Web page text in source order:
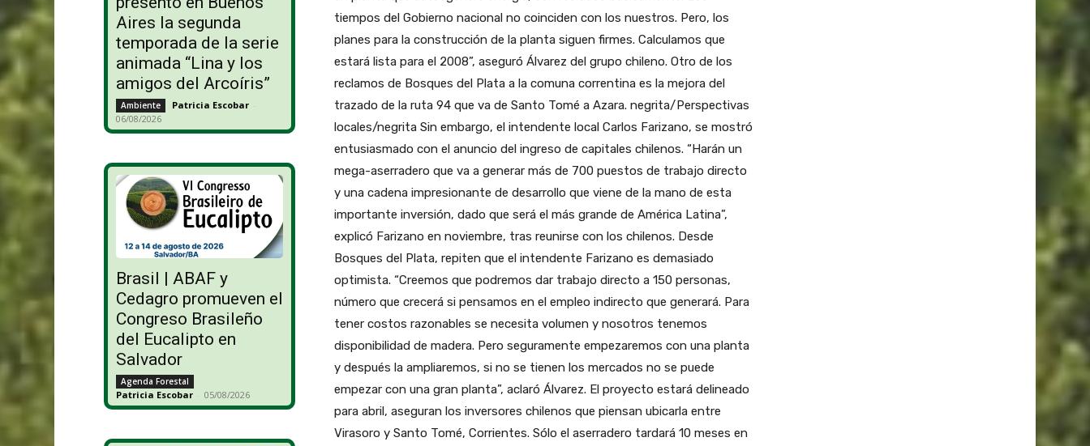
Aires la segunda
temporada de la serie
animada “Lina y los
amigos del Arcoíris”
Ambiente Patricia Escobar -
06/08/2026
Brasil | ABAF y
Cedagro promueven el
Congreso Brasileño
del Eucalipto en
Salvador
Agenda Forestal
Patricia Escobar - 05/08/2026
tiempos del Gobierno nacional no coinciden con los nuestros. Pero, los
planes para la construcción de la planta siguen firmes. Calculamos que
estará lista para el 2008”, aseguró Álvarez del grupo chileno. Otro de los
reclamos de Bosques del Plata a la comuna correntina es la mejora del
trazado de la ruta 94 que va de Santo Tomé a Azara. negrita/Perspectivas
locales/negrita Sin embargo, el intendente local Carlos Farizano, se mostró
entusiasmado con el anuncio del ingreso de capitales chilenos. “Harán un
mega-aserradero que va a generar más de 700 puestos de trabajo directo
y una cadena impresionante de desarrollo que viene de la mano de esta
importante inversión, dado que será el más grande de América Latina”,
explicó Farizano en noviembre, tras reunirse con los chilenos. Desde
Bosques del Plata, repiten que el intendente Farizano es demasiado
optimista. “Creemos que podremos dar trabajo directo a 150 personas,
número que crecerá si pensamos en el empleo indirecto que generará. Para
tener costos razonables se necesita volumen y nosotros tenemos
disponibilidad de madera. Pero seguramente empezaremos con una planta
y después la ampliaremos, si no se tienen los mercados no se puede
empezar con una gran planta”, aclaró Álvarez. El proyecto estará delineado
para abril, aseguran los inversores chilenos que piensan ubicarla entre
Virasoro y Santo Tomé, Corrientes. Sólo el aserradero tardará 10 meses en